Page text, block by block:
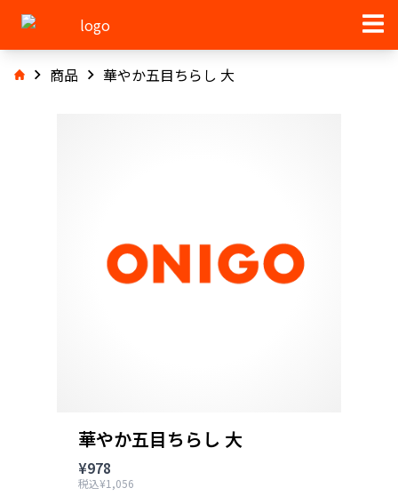
商品 華やか五目ちらし 大
華やか五目ちらし 大
¥978
税込¥1,056